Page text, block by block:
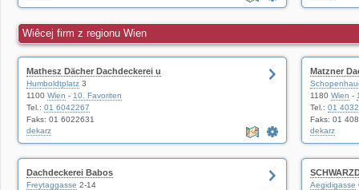
Wiêcej firm z regionu Wien
Mathesz Dächer Dachdeckerei u
Humboldtplatz 3
1100 Wien - 10. Favoriten
Tel.: 01 6042267
Faks: 01 6022631
dekarz
Matzner
1180 Wien -
Tel.: 01
Faks: 01
dekarz
Dachdeckerei Babos
Freytaggasse 2-14
Aegidigasse